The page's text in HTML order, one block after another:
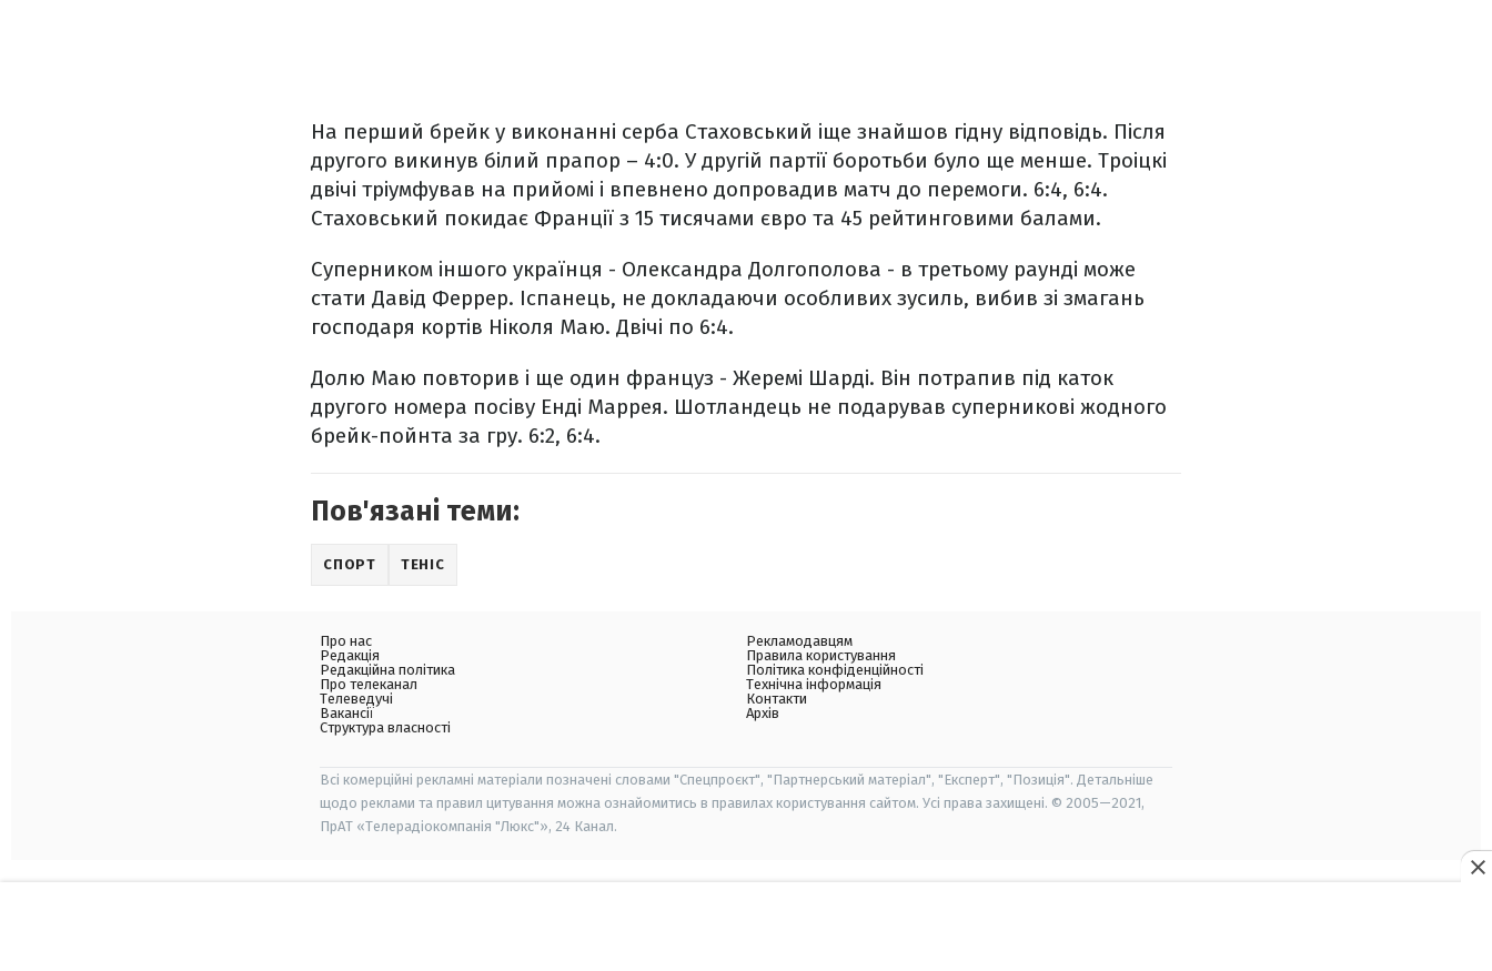
На перший брейк у виконанні серба Стаховський іще знайшов гідну відповідь. Після
другого викинув білий прапор – 4:0. У другій партії боротьби було ще менше. Троіцкі
двічі тріумфував на прийомі і впевнено допровадив матч до перемоги. 6:4, 6:4.
Стаховський покидає Франції з 15 тисячами євро та 45 рейтинговими балами.
Суперником іншого українця - Олександра Долгополова - в третьому раунді може
стати Давід Феррер. Іспанець, не докладаючи особливих зусиль, вибив зі змагань
господаря кортів Ніколя Маю. Двічі по 6:4.
Долю Маю повторив і ще один француз - Жеремі Шарді. Він потрапив під каток
другого номера посіву Енді Маррея. Шотландець не подарував суперникові жодного
брейк-пойнта за гру. 6:2, 6:4.
Пов'язані теми:
СПОРТ ТЕНІС
Про нас
Редакція
Редакційна політика
Про телеканал
Телеведучі
Вакансії
Структура власності
Рекламодавцям
Правила користування
Політика конфіденційності
Технічна інформація
Контакти
Архів
Всі комерційні рекламні матеріали позначені словами "Спецпроєкт", "Партнерський матеріал", "Експерт", "Позиція". Детальніше
щодо реклами та правил цитування можна ознайомитись в правилах користування сайтом. Усі права захищені. © 2005—2021,
ПрАТ «Телерадіокомпанія "Люкс"», 24 Канал.